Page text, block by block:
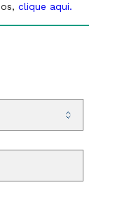
clique aqui.